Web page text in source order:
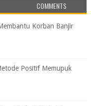
COMMENTS
Korban Banjir
Positif Memupuk